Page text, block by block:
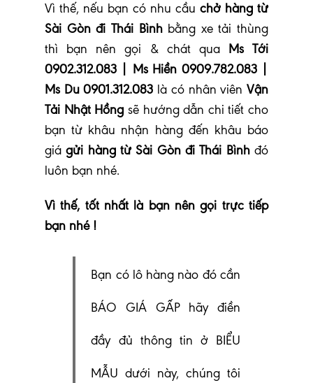
Vì thế, nếu bạn có nhu cầu chở hàng từ
Sài Gòn đi Thái Bìnhbằng xe tải thùng
thì bạn nên gọi & chát qua
Ms Tới
0902.312.083 | Ms Hiền 0909.782.083 |
Ms Du 0901.312.083 là có nhân viênVận
Tải Nhật Hồng sẽ hướng dẫn chi tiết cho
bạn từ khâu nhận hàng đến khâu báo
giágửi hàng từ Sài Gòn đi Thái Bìnhđó
luôn bạn nhé.
Vì thế, tốt nhất là bạn nên gọi trực tiếp
bạn nhé !
Bạn có lô hàng nào đó cần
BÁO GIÁ GẤP hãy điền
đầy đủ thông tin ở BIỂU
MẪU dưới này, chúng tôi